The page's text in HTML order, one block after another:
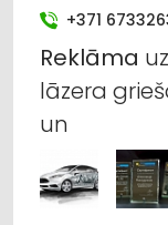
+371
Reklāma
lāzera
un